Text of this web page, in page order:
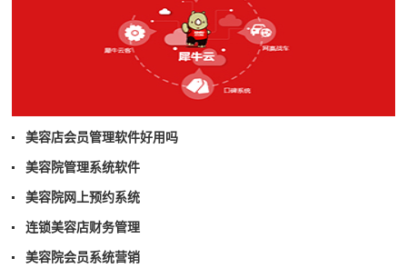
美容店会员管理软件好用吗
美容院管理系统软件
美容院网上预约系统
连锁美容店财务管理
美容院会员系统营销